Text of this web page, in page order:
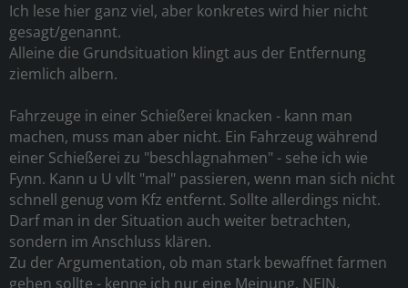
Ich lese hier ganz viel, aber konkretes wird hier nicht
gesagt/genannt.
Alleine die Grundsituation klingt aus der Entfernung
ziemlich albern.
Fahrzeuge in einer Schießerei knacken - kann man
machen, muss man aber nicht. Ein Fahrzeug während
einer Schießerei zu "beschlagnahmen" - sehe ich wie
Fynn. Kann u U vllt "mal" passieren, wenn man sich nicht
schnell genug vom Kfz entfernt. Sollte allerdings nicht.
Darf man in der Situation auch weiter betrachten,
sondern im Anschluss klären.
Zu der Argumentation, ob man stark bewaffnet farmen
gehen sollte - kenne ich nur eine Meinung. NEIN.